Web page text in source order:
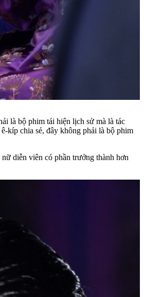
là bộ phim tái hiện lịch sử mà là tác
kíp chia sẻ, đây không phải là bộ phim
diễn viên có phần trưởng thành hơn